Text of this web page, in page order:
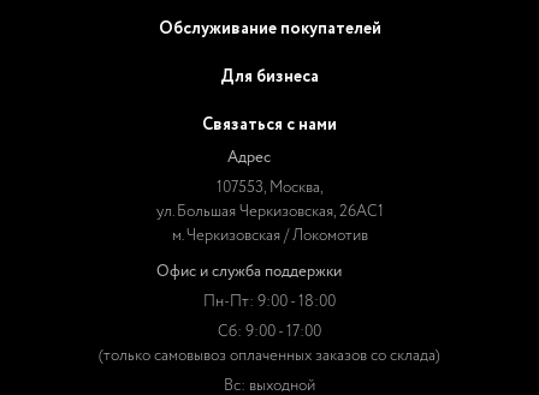
Обслуживание покупателей
Для бизнеса
Связаться с нами
Адрес
107553, Москва,
ул. Большая Черкизовская, 26АС1
м. Черкизовская / Локомотив
Офис и служба поддержки
Пн-Пт: 9:00 - 18:00
Сб: 9:00 - 17:00
(только самовывоз оплаченных заказов со склада)
Вс: выходной